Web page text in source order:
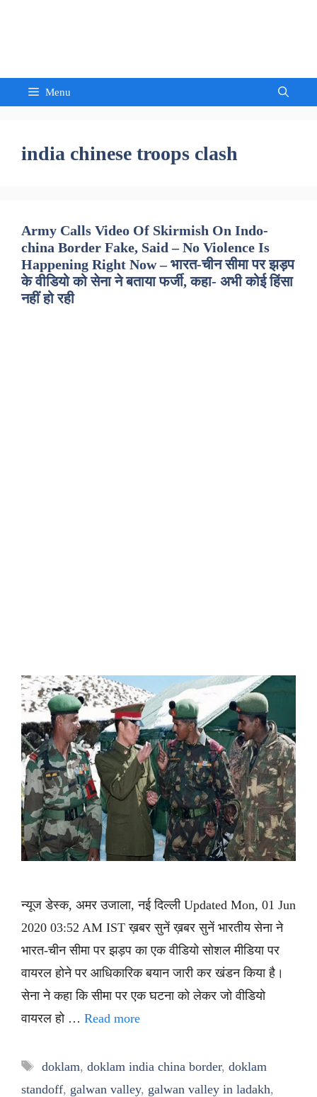
Menu
india chinese troops clash
Army Calls Video Of Skirmish On Indo-
china Border Fake, Said – No Violence Is
Happening Right Now – भारत-चीन सीमा पर झड़प
के वीडियो को सेना ने बताया फर्जी, कहा- अभी कोई हिंसा
नहीं हो रही
न्यूज डेस्क, अमर उजाला, नई दिल्ली Updated Mon, 01 Jun
2020 03:52 AM IST ख़बर सुनें ख़बर सुनें भारतीय सेना ने
भारत-चीन सीमा पर झड़प का एक वीडियो सोशल मीडिया पर
वायरल होने पर आधिकारिक बयान जारी कर खंडन किया है।
सेना ने कहा कि सीमा पर एक घटना को लेकर जो वीडियो
वायरल हो … Read more
Tags
doklam, doklam india china border, doklam
standoff, galwan valley, galwan valley in ladakh,